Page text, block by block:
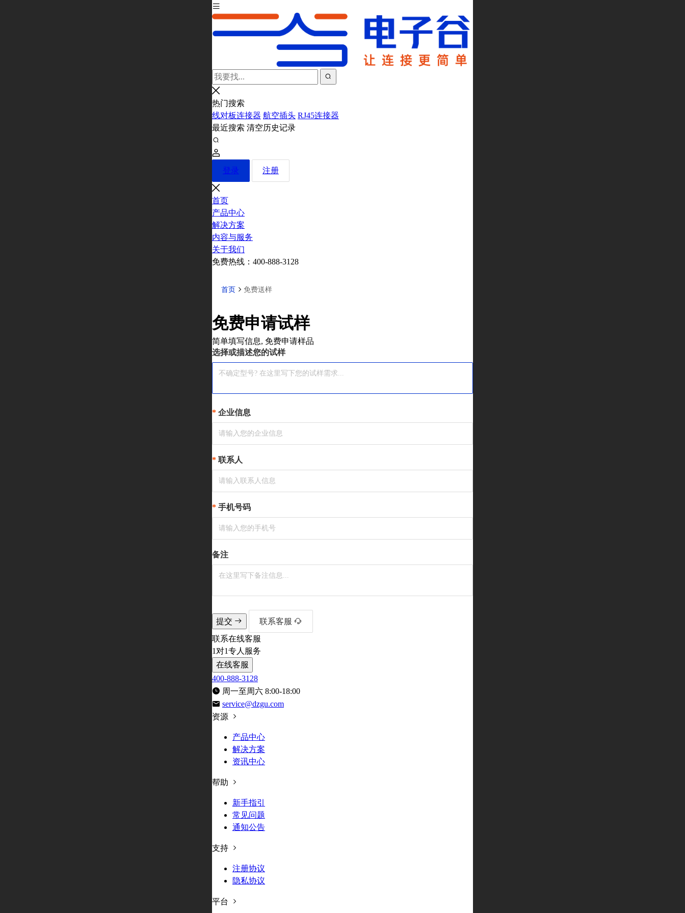
热门搜索
线对板连接器 航空插头 RJ45连接器
最近搜索 清空历史记录
登录 注册
首页
产品中心
解决方案
内容与服务
关于我们
免费热线： 400-888-3128
首页 免费送样
免费申请试样
简单填写信息, 免费申请样品
选择或描述您的试样
企业信息
联系人
手机号码
备注
提交
联系客服
联系在线客服
1对1专人服务
在线客服
400-888-3128
周一至周六 8:00-18:00
service@dzgu.com
资源
产品中心
解决方案
资讯中心
帮助
新手指引
常见问题
通知公告
支持
注册协议
隐私协议
平台